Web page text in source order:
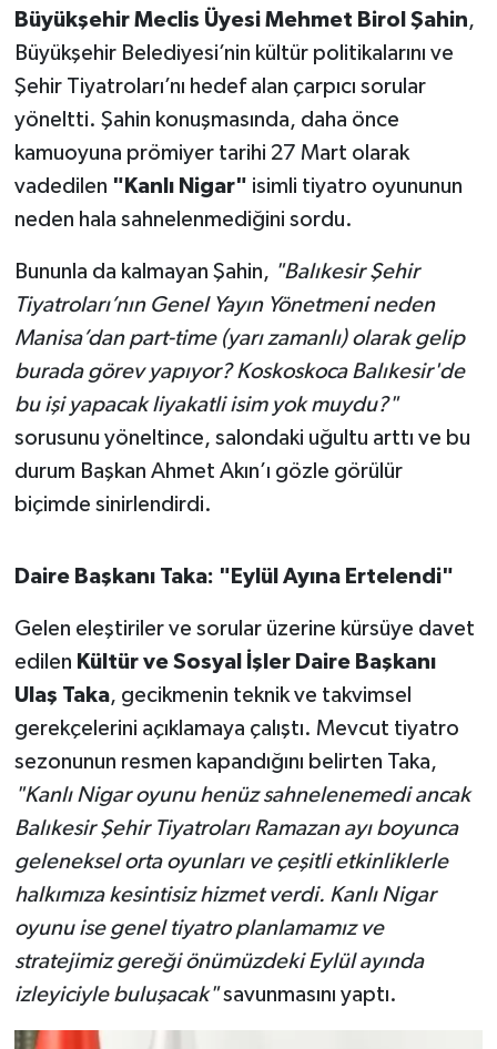
Büyükşehir Meclis Üyesi Mehmet Birol Şahin,
Büyükşehir Belediyesi’nin kültür politikalarını ve
Şehir Tiyatroları’nı hedef alan çarpıcı sorular
yöneltti. Şahin konuşmasında, daha önce
kamuoyuna prömiyer tarihi 27 Mart olarak
vadedilen "Kanlı Nigar" isimli tiyatro oyununun
neden hala sahnelenmediğini sordu.
Bununla da kalmayan Şahin, "Balıkesir Şehir
Tiyatroları’nın Genel Yayın Yönetmeni neden
Manisa’dan part-time (yarı zamanlı) olarak gelip
burada görev yapıyor? Koskoskoca Balıkesir'de
bu işi yapacak liyakatli isim yok muydu?"
sorusunu yöneltince, salondaki uğultu arttı ve bu
durum Başkan Ahmet Akın’ı gözle görülür
biçimde sinirlendirdi.
Daire Başkanı Taka: "Eylül Ayına Ertelendi"
Gelen eleştiriler ve sorular üzerine kürsüye davet
edilen Kültür ve Sosyal İşler Daire Başkanı
Ulaş Taka, gecikmenin teknik ve takvimsel
gerekçelerini açıklamaya çalıştı. Mevcut tiyatro
sezonunun resmen kapandığını belirten Taka,
"Kanlı Nigar oyunu henüz sahnelenemedi ancak
Balıkesir Şehir Tiyatroları Ramazan ayı boyunca
geleneksel orta oyunları ve çeşitli etkinliklerle
halkımıza kesintisiz hizmet verdi. Kanlı Nigar
oyunu ise genel tiyatro planlamamız ve
stratejimiz gereği önümüzdeki Eylül ayında
izleyiciyle buluşacak"savunmasını yaptı.
SÜRMANŞET
Susurluk
TARİHTE BUGÜN
TEKNOLOJİ
TÜRKİYE
YAŞAM